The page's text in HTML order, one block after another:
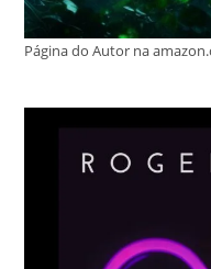
Página do Autor na